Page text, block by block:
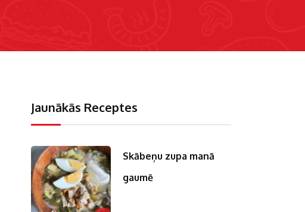
Jaunākās Receptes
Skābeņu zupa manā
gaumē